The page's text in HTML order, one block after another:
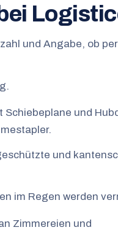
und Angabe, ob per
und
und
im Regen werden
Zimmereien und